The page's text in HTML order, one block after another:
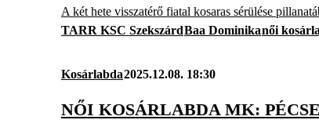
A két hete visszatérő fiatal kosaras sérülése
TARR KSC SzekszárdBaa Dominikanői
Kosárlabda2025.12.08. 18:30
NŐI KOSÁRLABDA MK: